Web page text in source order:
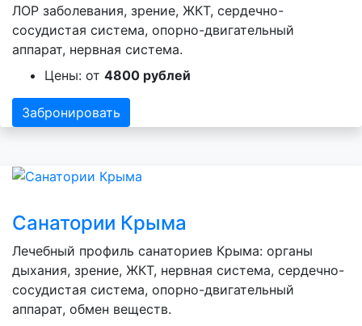
ЛОР заболевания, зрение, ЖКТ, сердечно-
сосудистая система, опорно-двигательный
аппарат, нервная система.
Цены: от 4800 рублей
Забронировать
Санатории Крыма
Лечебный профиль санаториев Крыма: органы
дыхания, зрение, ЖКТ, нервная система, сердечно-
сосудистая система, опорно-двигательный
аппарат, обмен веществ.